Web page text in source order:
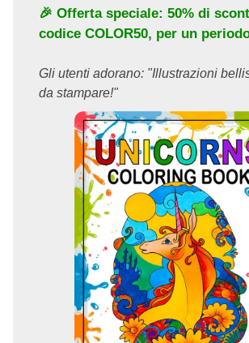
🎉 Offerta speciale: 50% di
codice COLOR50, per un
Gli utenti adorano: "Illustrazioni
da stampare!"